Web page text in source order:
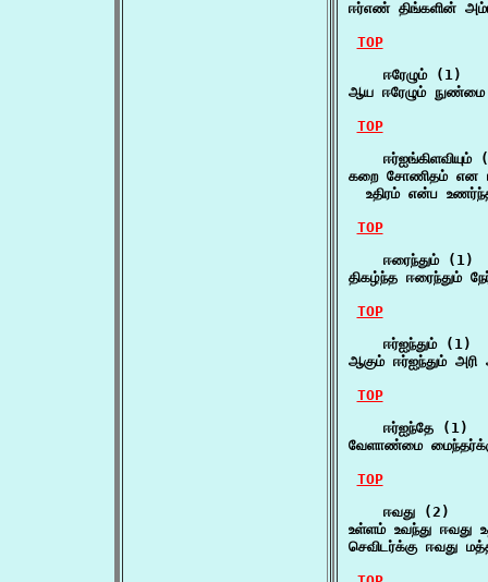
ஈர்எண் திங்களின்
TOP
    ஈரேழும் (1)
ஆய ஈரேழும்
TOP
ஈர்ஐங்கிளவியும்
கறை சோணிதம் என
உதிரம் என்ப
TOP
    ஈரைந்தும் (1)
திகழ்ந்த ஈரைந்தும்
TOP
    ஈர்ஐந்தும் (1)
ஆகும் ஈர்ஐந்தும்
TOP
    ஈர்ஐந்தே (1)
வேளாண்மை
TOP
    ஈவது (2)
உள்ளம் உவந்து
செவிடர்க்கு ஈவது